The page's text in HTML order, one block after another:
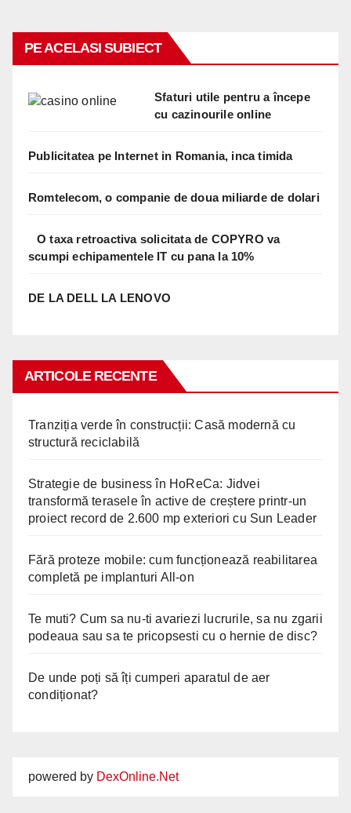
PE ACELASI SUBIECT
Sfaturi utile pentru a începe
cu cazinourile online
Publicitatea pe Internet in Romania, inca timida
Romtelecom, o companie de doua miliarde de dolari
O taxa retroactiva solicitata de COPYRO va
scumpi echipamentele IT cu pana la 10%
DE LA DELL LA LENOVO
ARTICOLE RECENTE
Tranziția verde în construcții: Casă modernă cu
structură reciclabilă
Strategie de business în HoReCa: Jidvei
transformă terasele în active de creștere printr-un
proiect record de 2.600 mp exteriori cu Sun Leader
Fără proteze mobile: cum funcționează reabilitarea
completă pe implanturi All-on
Te muti? Cum sa nu-ti avariezi lucrurile, sa nu zgarii
podeaua sau sa te pricopsesti cu o hernie de disc?
De unde poți să îți cumperi aparatul de aer
condiționat?
powered by DexOnline.Net